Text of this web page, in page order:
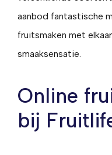
aanbod fantastische
fruitsmaken met
smaaksensatie.
Online
bij